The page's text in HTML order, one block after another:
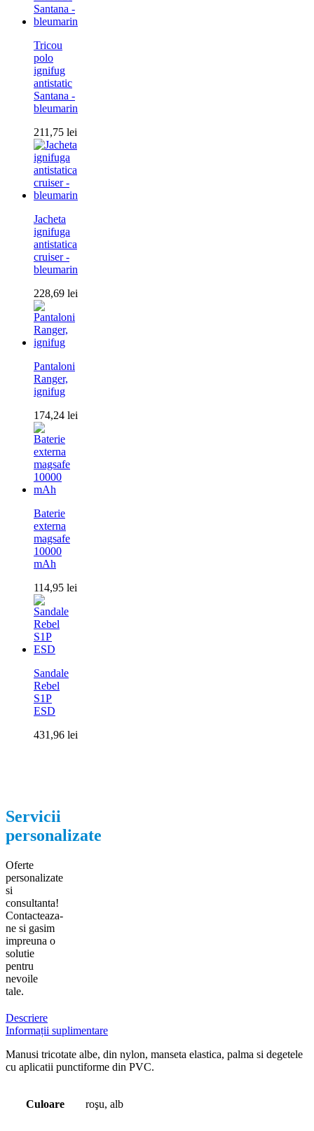
Tricou
polo
ignifug
antistatic
Santana -
bleumarin
211,75 lei
Jacheta
ignifuga
antistatica
cruiser -
bleumarin
228,69 lei
Pantaloni
Ranger,
ignifug
174,24 lei
Baterie
externa
magsafe
10000
mAh
114,95 lei
Sandale
Rebel
S1P
ESD
431,96 lei
Servicii
personalizate
Oferte
personalizate
si
consultanta!
Contacteaza-
ne si gasim
impreuna o
solutie
pentru
nevoile
tale.
Descriere
Informații suplimentare
Manusi tricotate albe, din nylon, manseta elastica, palma si degetele
cu aplicatii punctiforme din PVC.
Culoare roşu, alb